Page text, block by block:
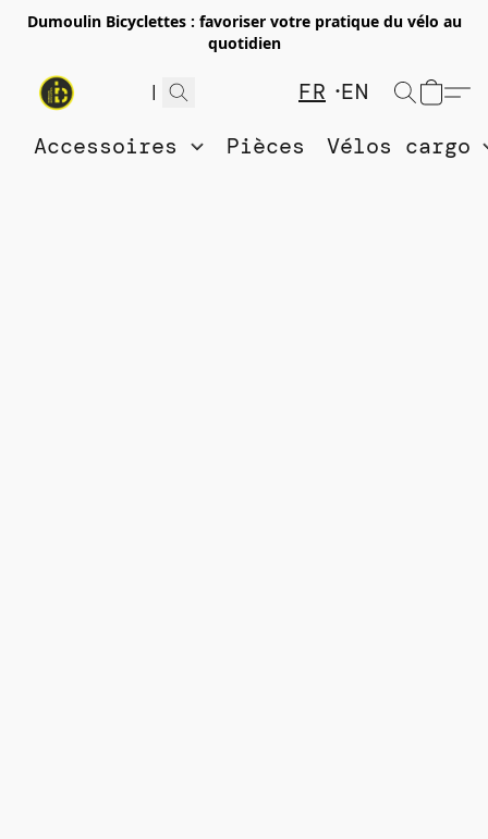
Dumoulin Bicyclettes : favoriser votre pratique du vélo au
quotidien
FR
EN
Accessoires
Pièces Vélos cargo